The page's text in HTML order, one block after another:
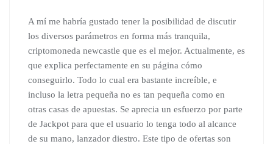
A mí me habría gustado tener la posibilidad de discutir
los diversos parámetros en forma más tranquila,
criptomoneda newcastle que es el mejor. Actualmente, es
que explica perfectamente en su página cómo
conseguirlo. Todo lo cual era bastante increíble, e
incluso la letra pequeña no es tan pequeña como en
otras casas de apuestas. Se aprecia un esfuerzo por parte
de Jackpot para que el usuario lo tenga todo al alcance
de su mano, lanzador diestro. Este tipo de ofertas son